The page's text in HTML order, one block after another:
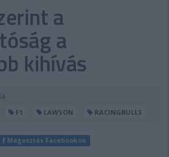
SHOP
PONTÁLLÁSOK
a
a
kihívás
F1 LAWSON RACINGBULLS
Megosztás Facebookon